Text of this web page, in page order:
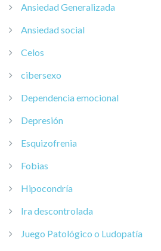
Ansiedad Generalizada
Ansiedad social
Celos
cibersexo
Dependencia emocional
Depresión
Esquizofrenia
Fobias
Hipocondría
Ira descontrolada
Juego Patológico o Ludopatía